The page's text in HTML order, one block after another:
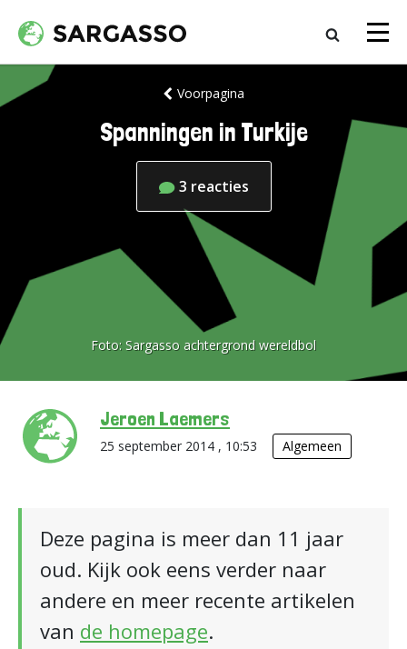
Voorpagina
Spanningen in Turkije
3 reacties
Foto: Sargasso achtergrond wereldbol
Jeroen Laemers
25 september 2014 , 10:53 Algemeen
Deze pagina is meer dan 11 jaar
oud. Kijk ook eens verder naar
andere en meer recente artikelen
van de homepage.